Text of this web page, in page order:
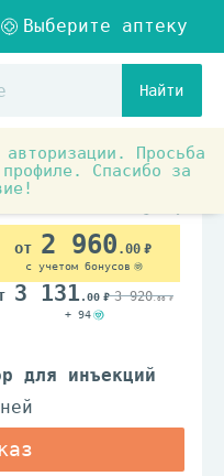
Найти
Просьба
Спасибо за
Анестезиология,
для инъекций
2 960 .00
с учетом бонусов
3 131 .00 3 920.00
+ 94